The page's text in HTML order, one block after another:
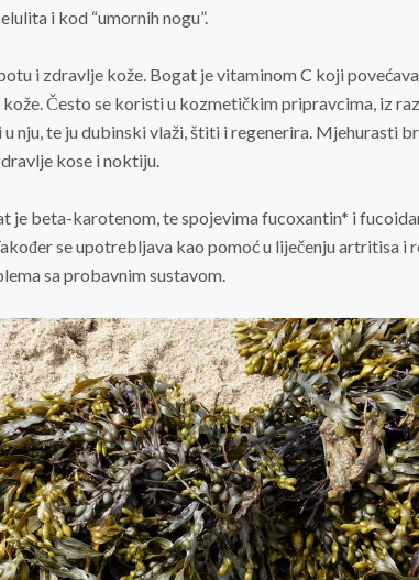
i kod “umornih nogu”.
i zdravlje kože. Bogat je vitaminom C koji
Često se koristi u kozmetičkim pripravcima, iz
nju, te ju dubinski vlaži, štiti i regenerira. Mjehurasti
kose i noktiju.
je beta-karotenom, te spojevima fucoxantin* i
se upotrebljava kao pomoć u liječenju artritisa i
sa probavnim sustavom.